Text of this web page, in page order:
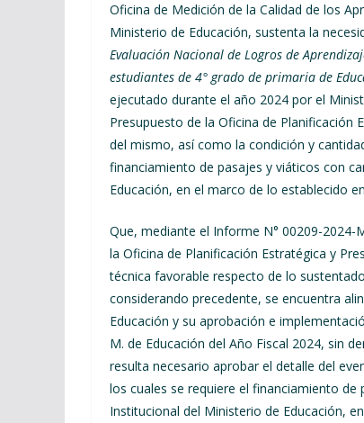
Oficina de Medición de la Calidad de los
Ministerio de Educación, sustenta la
Evaluación Nacional de Logros de
estudiantes de 4° grado de primaria de
ejecutado durante el año 2024 por el
Presupuesto de la Oficina de Planificación
del mismo, así como la condición y
financiamiento de pasajes y viáticos con
Educación, en el marco de lo establecido
Que, mediante el Informe N° 00209-2024-
la Oficina de Planificación Estratégica y
técnica favorable respecto de lo
considerando precedente, se encuentra
Educación y su aprobación e
M. de Educación del Año Fiscal 2024, sin
resulta necesario aprobar el detalle del
los cuales se requiere el financiamiento
Institucional del Ministerio de Educación,